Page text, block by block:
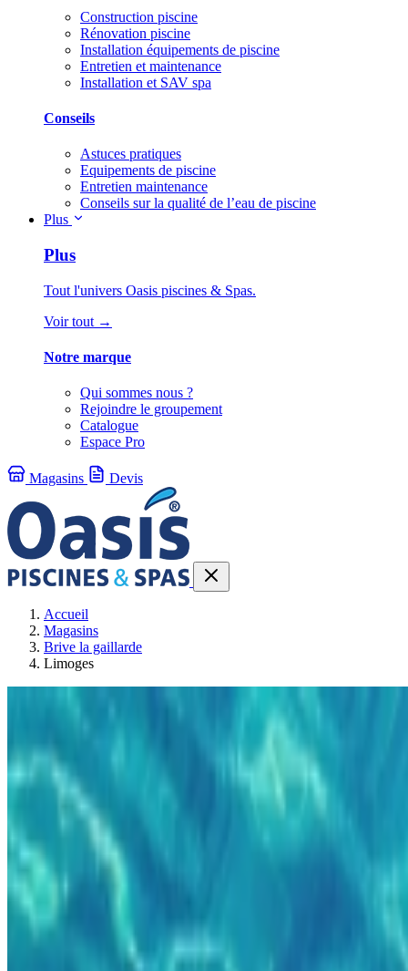
Construction piscine
Rénovation piscine
Installation équipements de piscine
Entretien et maintenance
Installation et SAV spa
Conseils
Astuces pratiques
Equipements de piscine
Entretien maintenance
Conseils sur la qualité de l’eau de piscine
Plus
Plus
Tout l'univers Oasis piscines & Spas.
Voir tout →
Notre marque
Qui sommes nous ?
Rejoindre le groupement
Catalogue
Espace Pro
Magasins Devis
Accueil
Magasins
Brive la gaillarde
Limoges